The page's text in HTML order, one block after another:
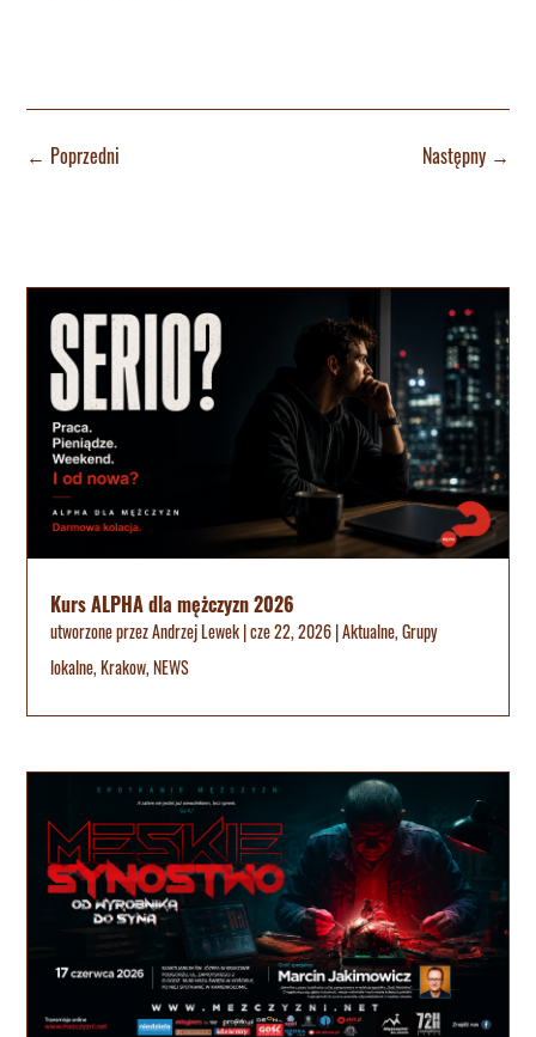
← Poprzedni Następny→
Kurs ALPHA dla mężczyzn 2026
utworzone przezAndrzej Lewek|cze 22, 2026|Aktualne,Grupy
lokalne,Krakow,NEWS